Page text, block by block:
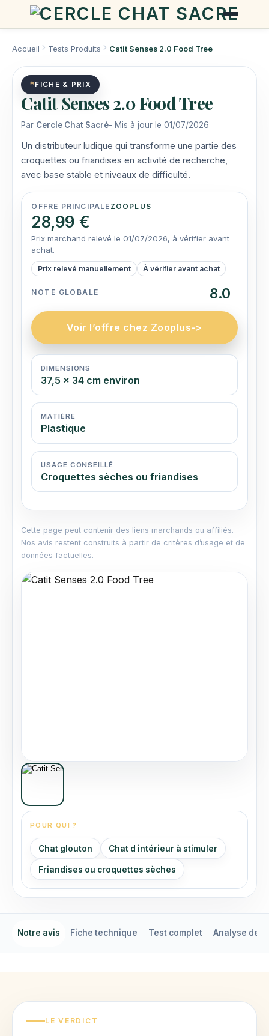
Accueil Tests Produits Catit Senses 2.0 Food Tree
POUR QUI ?
Chat glouton Chat d intérieur à stimuler
Friandises ou croquettes sèches
* FICHE & PRIX
Catit Senses 2.0 Food Tree
Par Cercle Chat Sacré- Mis à jour le 01/07/2026
Un distributeur ludique qui transforme une partie des
croquettes ou friandises en activité de recherche,
avec base stable et niveaux de difficulté.
OFFRE PRINCIPALE ZOOPLUS
28,99 €
Prix marchand relevé le 01/07/2026, à vérifier avant
achat.
Prix relevé manuellement À vérifier avant achat
NOTE GLOBALE 8.0
Voir l’offre chez Zooplus->
DIMENSIONS
37,5 x 34 cm environ
MATIÈRE
Plastique
USAGE CONSEILLÉ
Croquettes sèches ou friandises
Cette page peut contenir des liens marchands ou affiliés.
Nos avis restent construits à partir de critères d’usage et de
données factuelles.
Notre avis Fiche technique Test complet Analyse
LE VERDICT